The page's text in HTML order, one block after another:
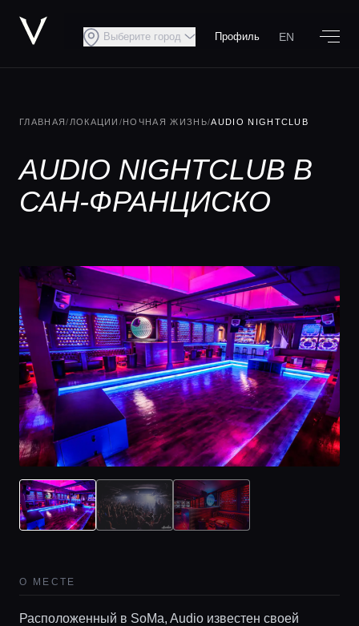
Выберите город Профиль EN
ГЛАВНАЯ/ ЛОКАЦИИ /НОЧНАЯ ЖИЗНЬ/AUDIO NIGHTCLUB
AUDIO NIGHTCLUB В
САН-ФРАНЦИСКО
О МЕСТЕ
Расположенный в SoMa, Audio известен своей